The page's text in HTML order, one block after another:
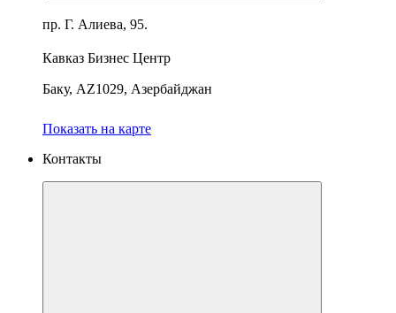
пр. Г. Алиева, 95.
Кавказ Бизнес Центр
Баку, AZ1029, Азербайджан
Показать на карте
Контакты